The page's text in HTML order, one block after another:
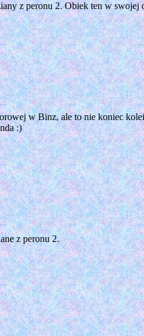
z peronu 2. Obiek ten w swojej
w Binz, ale to nie koniec
:)
z peronu 2.